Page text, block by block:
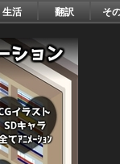
生活 翻訳 そ